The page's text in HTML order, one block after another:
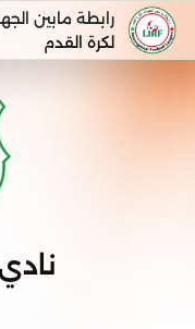
رابطة مابين
لكرة القدم